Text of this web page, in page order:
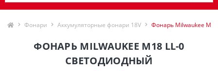
Фонари Аккумуляторные фонари 18V Фонарь Milwaukee
ФОНАРЬ MILWAUKEE M18 LL-0
СВЕТОДИОДНЫЙ